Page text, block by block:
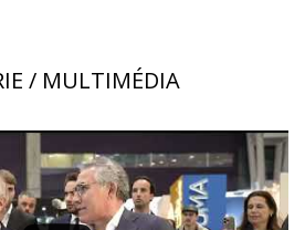
/ MULTIMÉDIA